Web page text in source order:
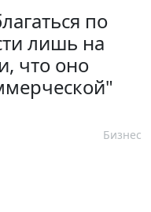
по
лишь на
что оно
Бизнес